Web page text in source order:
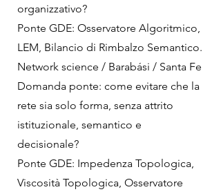
organizzativo?
Ponte GDE: Osservatore Algoritmico,
LEM, Bilancio di Rimbalzo Semantico.
Network science / Barabási / Santa Fe
Domanda ponte: come evitare che la
rete sia solo forma, senza attrito
istituzionale, semantico e
decisionale?
Ponte GDE: Impedenza Topologica,
Viscosità Topologica, Osservatore